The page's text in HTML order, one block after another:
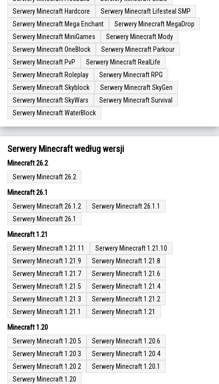
Serwery Minecraft Hardcore
Serwery Minecraft Lifesteal SMP
Serwery Minecraft Mega Enchant
Serwery Minecraft MegaDrop
Serwery Minecraft MiniGames
Serwery Minecraft Mody
Serwery Minecraft OneBlock
Serwery Minecraft Parkour
Serwery Minecraft PvP
Serwery Minecraft RealLife
Serwery Minecraft Roleplay
Serwery Minecraft RPG
Serwery Minecraft Skyblock
Serwery Minecraft SkyGen
Serwery Minecraft SkyWars
Serwery Minecraft Survival
Serwery Minecraft WaterBlock
Serwery Minecraft według wersji
Minecraft 26.2
Serwery Minecraft 26.2
Minecraft 26.1
Serwery Minecraft 26.1.2
Serwery Minecraft 26.1.1
Serwery Minecraft 26.1
Minecraft 1.21
Serwery Minecraft 1.21.11
Serwery Minecraft 1.21.10
Serwery Minecraft 1.21.9
Serwery Minecraft 1.21.8
Serwery Minecraft 1.21.7
Serwery Minecraft 1.21.6
Serwery Minecraft 1.21.5
Serwery Minecraft 1.21.4
Serwery Minecraft 1.21.3
Serwery Minecraft 1.21.2
Serwery Minecraft 1.21.1
Serwery Minecraft 1.21
Minecraft 1.20
Serwery Minecraft 1.20.5
Serwery Minecraft 1.20.6
Serwery Minecraft 1.20.3
Serwery Minecraft 1.20.4
Serwery Minecraft 1.20.2
Serwery Minecraft 1.20.1
Serwery Minecraft 1.20